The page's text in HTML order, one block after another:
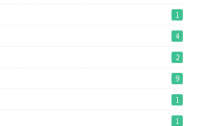
1
4
2
9
1
1